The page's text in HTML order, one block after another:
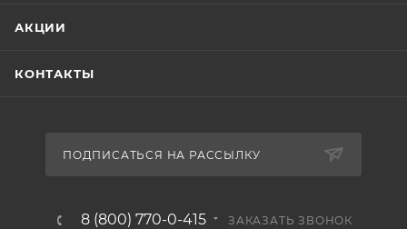
АКЦИИ
КОНТАКТЫ
ПОДПИСАТЬСЯ НА РАССЫЛКУ
8 (800) 770-0-415 ЗАКАЗАТЬ ЗВОНОК